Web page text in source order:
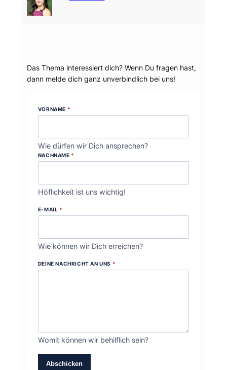
Das Thema interessiert dich? Wenn Du fragen hast,
dann melde dich ganz unverbindlich bei uns!
VORNAME *
Wie dürfen wir Dich ansprechen?
NACHNAME *
Höflichkeit ist uns wichtig!
E-MAIL *
Wie können wir Dich erreichen?
DEINE NACHRICHT AN UNS *
Womit können wir behilflich sein?
Abschicken